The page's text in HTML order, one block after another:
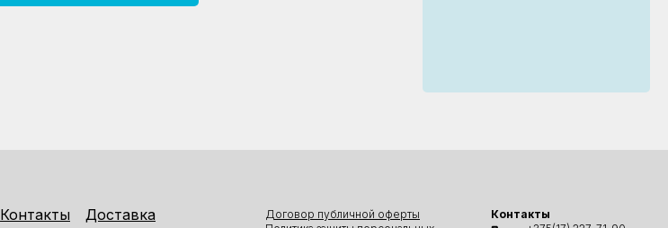
Контакты Доставка
Договор публичной оферты
Контакты